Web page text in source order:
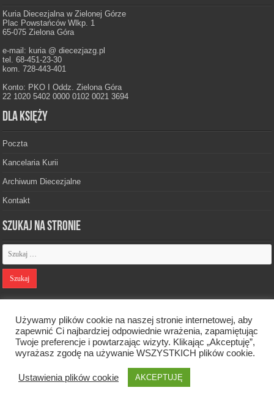
Kuria Diecezjalna w Zielonej Górze
Plac Powstańców Wlkp. 1
65-075 Zielona Góra
e-mail: kuria @ diecezjazg.pl
tel. 68-451-23-30
kom. 728-443-401
Konto: PKO I Oddz. Zielona Góra
22 1020 5402 0000 0102 0021 3694
Dla księży
Poczta
Kancelaria Kurii
Archiwum Diecezjalne
Kontakt
Szukaj na stronie
Designed by Webdawid
Oficjalna strona Diecezji Zielonogórsko-Gorzowskiej. © 2026. Wszelkie
prawa zastrzeżone.
Używamy plików cookie na naszej stronie internetowej, aby
zapewnić Ci najbardziej odpowiednie wrażenia, zapamiętując
Twoje preferencje i powtarzając wizyty. Klikając „Akceptuję”,
wyrażasz zgodę na używanie WSZYSTKICH plików cookie.
Ustawienia plików cookie AKCEPTUJĘ